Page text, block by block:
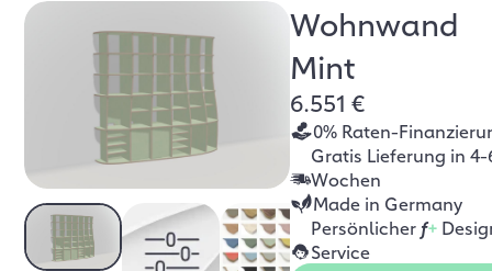
Wohnwand
Mint
6.551 €
0% Raten-
Gratis Lieferung in 4-
Wochen
Made in Germany
Persönlicher f+
Service